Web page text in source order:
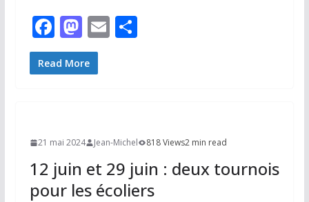
F
ac
e
o
k
M
as
to
n
E P
Read More
21 mai 2024 Jean-Michel 818 Views2 min read
12 juin et 29 juin : deux tournois
pour les écoliers